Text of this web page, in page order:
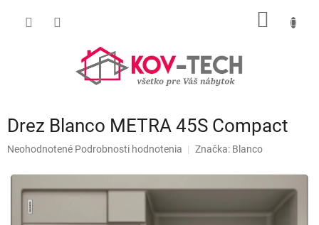
Drez Blanco METRA 45S Compact
Priemerné
produktu
Neohodnotené Podrobnosti hodnotenia Značka: Blanco